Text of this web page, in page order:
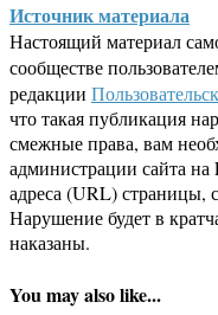
Источник материала
Настоящий материал
сообществе
редакции
что такая публикация
смежные права, вам
администрации сайта
адреса (URL) страницы,
Нарушение будет в
наказаны.
You may also like...